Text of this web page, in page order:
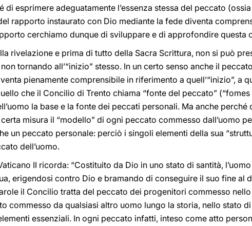
di esprimere adeguatamente l’essenza stessa del peccato
rapporto instaurato con Dio mediante la fede diventa
cerchiamo dunque di sviluppare e di approfondire questa
rivelazione e prima di tutto della Sacra Scrittura, non si può
tornando all’“inizio” stesso. In un certo senso anche il
pienamente comprensibile in riferimento a quell’“inizio”, a
che il Concilio di Trento chiama “fonte del peccato”
la base e la fonte dei peccati personali. Ma anche
misura il “modello” di ogni peccato commesso dall’uomo
un peccato personale: perciò i singoli elementi della sua
dell’uomo.
II ricorda: “Costituito da Dio in uno stato di santità,
erigendosi contro Dio e bramando di conseguire il suo fine al
il Concilio tratta del peccato dei progenitori commesso
commesso da qualsiasi altro uomo lungo la storia, nello stato
essenziali. In ogni peccato infatti, inteso come atto